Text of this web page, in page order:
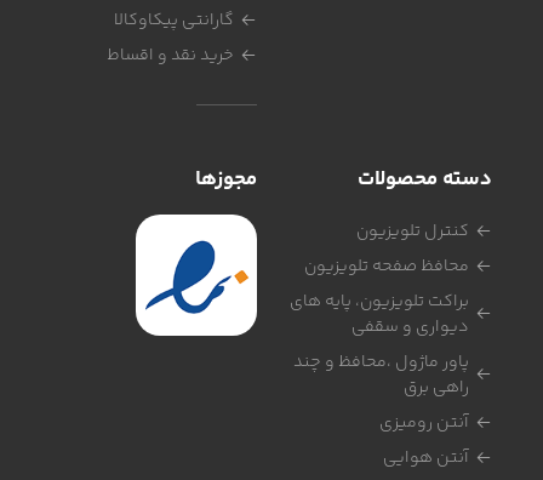
گارانتی پیکاوکالا
خرید نقد و اقساط
دسته محصولات
کنترل تلویزیون
محافظ صفحه تلویزیون
براکت تلویزیون، پایه های
دیواری و سقفی
پاور ماژول ،محافظ و چند
راهی برق
آنتن رومیزی
آنتن هوایی
مجوزها